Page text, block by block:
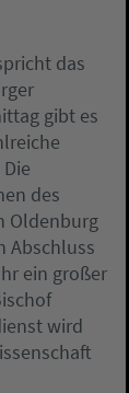
das
gibt es
des
Oldenburg
Abschluss
ein großer
wird